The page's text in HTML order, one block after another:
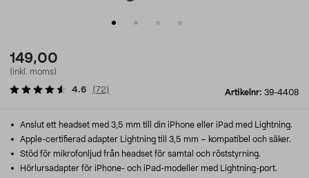
149,00
(inkl. moms)
Artikelnr: 39-4408
4.6 (72)
Anslut ett headset med 3,5 mm till din iPhone eller iPad med Lightning.
Apple-certifierad adapter Lightning till 3,5 mm – kompatibel och säker.
Stöd för mikrofonljud från headset för samtal och röststyrning.
Hörlursadapter för iPhone- och iPad-modeller med Lightning-port.